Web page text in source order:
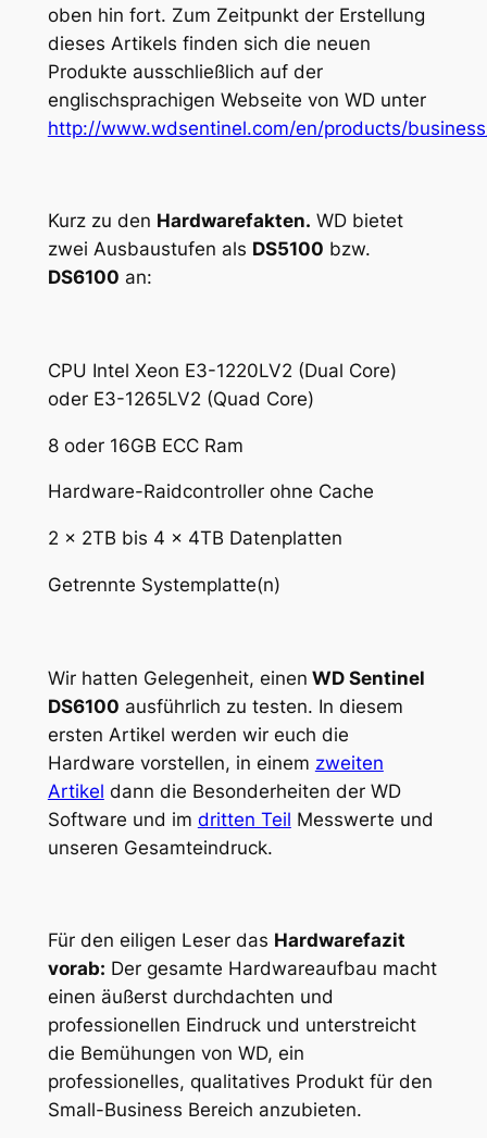
oben hin fort. Zum Zeitpunkt der Erstellung
dieses Artikels finden sich die neuen
Produkte ausschließlich auf der
englischsprachigen Webseite von WD unter
http://www.wdsentinel.com/en/products/
Kurz zu den Hardwarefakten. WD bietet
zwei Ausbaustufen als DS5100 bzw.
DS6100 an:
CPU Intel Xeon E3-1220LV2 (Dual Core)
oder E3-1265LV2 (Quad Core)
8 oder 16GB ECC Ram
Hardware-Raidcontroller ohne Cache
2 x 2TB bis 4 x 4TB Datenplatten
Getrennte Systemplatte(n)
Wir hatten Gelegenheit, einen WD Sentinel
DS6100 ausführlich zu testen. In diesem
ersten Artikel werden wir euch die
Hardware vorstellen, in einem zweiten
Artikel dann die Besonderheiten der WD
Software und im dritten Teil Messwerte und
unseren Gesamteindruck.
Für den eiligen Leser das Hardwarefazit
vorab: Der gesamte Hardwareaufbau macht
einen äußerst durchdachten und
professionellen Eindruck und unterstreicht
die Bemühungen von WD, ein
professionelles, qualitatives Produkt für den
Small-Business Bereich anzubieten.